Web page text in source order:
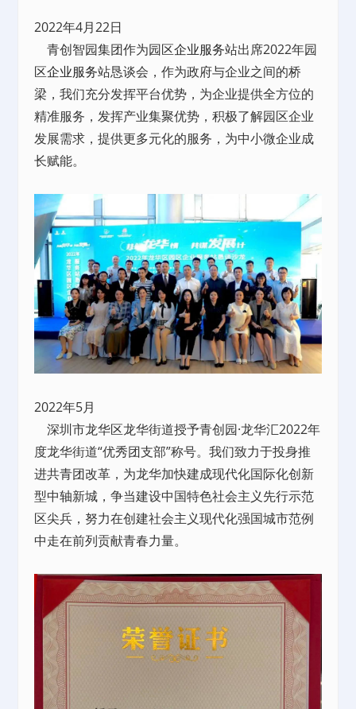
2022年4月22日
青创智园集团作为园区企业服务站出席2022年园
区企业服务站恳谈会，作为政府与企业之间的桥
梁，我们充分发挥平台优势，为企业提供全方位的
精准服务，发挥产业集聚优势，积极了解园区企业
发展需求，提供更多元化的服务，为中小微企业成
长赋能。
2022年5月
深圳市龙华区龙华街道授予青创园·龙华汇2022年
度龙华街道“优秀团支部”称号。我们致力于投身推
进共青团改革，为龙华加快建成现代化国际化创新
型中轴新城，争当建设中国特色社会主义先行示范
区尖兵，努力在创建社会主义现代化强国城市范例
中走在前列贡献青春力量。